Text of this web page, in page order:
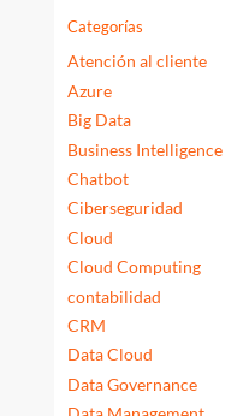
Categorías
Atención al cliente
Azure
Big Data
Business Intelligence
Chatbot
Ciberseguridad
Cloud
Cloud Computing
contabilidad
CRM
Data Cloud
Data Governance